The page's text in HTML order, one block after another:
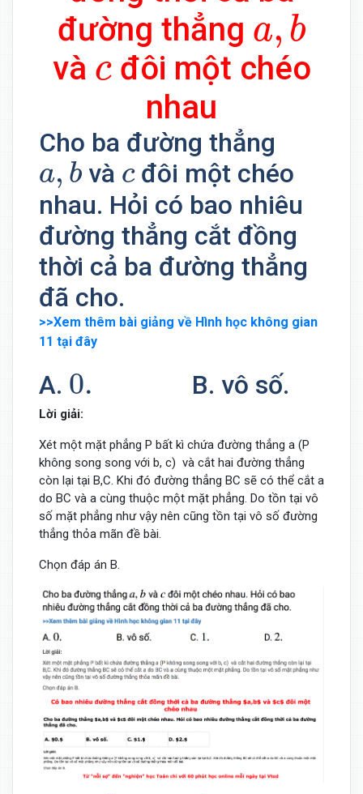
đường thẳng a, b
a,b
và c
cđôi một chéo
nhau
Cho ba đường thẳng
a, b
a,b và c
cđôi một chéo
nhau. Hỏi có bao nhiêu
đường thẳng cắt đồng
thời cả ba đường thẳng
đã cho.
>>Xem thêm bài giảng về Hình học không gian
11 tại đây
A. 0.
0. B. vô số.
Lời giải:
Xét một mặt phẳng P bất kì chứa đường thẳng a (P
không song song với b, c) và cắt hai đường thẳng
còn lại tại B,C. Khi đó đường thẳng BC sẽ có thể cắt a
do BC và a cùng thuộc một mặt phẳng. Do tồn tại vô
số mặt phẳng như vậy nên cũng tồn tại vô số đường
thẳng thỏa mãn đề bài.
Chọn đáp án B.